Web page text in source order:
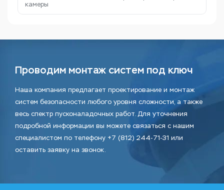
камеры
Проводим монтаж систем под ключ
Наша компания предлагает проектирование и монтаж
систем безопасности любого уровня сложности, а также
весь спектр пусконаладочных работ. Для уточнения
подробной информации вы можете связаться с нашим
специалистом по телефону +7 (812) 244-71-31 или
оставить заявку на звонок.